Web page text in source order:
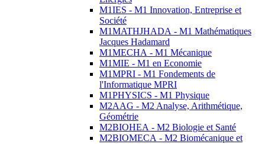
M1IES - M1 Innovation, Entreprise et
Société
M1MATHJHADA - M1 Mathématiques
Jacques Hadamard
M1MECHA - M1 Mécanique
M1MIE - M1 en Economie
M1MPRI - M1 Fondements de
l'Informatique MPRI
M1PHYSICS - M1 Physique
M2AAG - M2 Analyse, Arithmétique,
Géométrie
M2BIOHEA - M2 Biologie et Santé
M2BIOMECA - M2 Biomécanique et